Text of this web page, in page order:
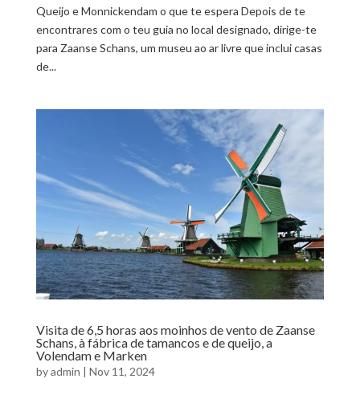
Queijo e Monnickendam o que te espera Depois de te
encontrares com o teu guia no local designado, dirige-te
para Zaanse Schans, um museu ao ar livre que inclui casas
de...
Visita de 6,5 horas aos moinhos de vento de Zaanse
Schans, à fábrica de tamancos e de queijo, a
Volendam e Marken
byadmin | Nov 11, 2024